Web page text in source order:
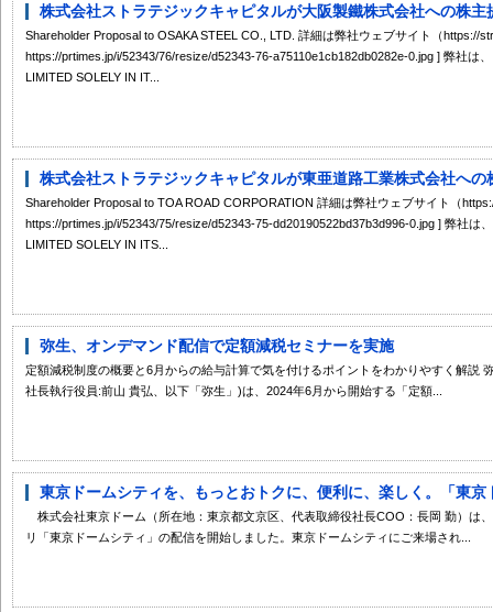
株式会社ストラテジックキャピタルが大阪製鐵株式会社への株主
Shareholder Proposal to OSAKA STEEL CO., LTD. 詳細は弊社ウェブサイト（https://
https://prtimes.jp/i/52343/76/resize/d52343-76-a75110e1cb182db0282e-0.jpg ] 弊社は
LIMITED SOLELY IN IT...
株式会社ストラテジックキャピタルが東亜道路工業株式会社への
Shareholder Proposal to TOA ROAD CORPORATION 詳細は弊社ウェブサイト（
https://prtimes.jp/i/52343/75/resize/d52343-75-dd20190522bd37b3d996-0.jpg ] 弊社は
LIMITED SOLELY IN ITS...
弥生、オンデマンド配信で定額減税セミナーを実施
定額減税制度の概要と6月からの給与計算で気を付けるポイントをわかりやすく解説
社長執行役員:前山 貴弘、以下「弥生」)は、2024年6月から開始する「定額...
東京ドームシティを、もっとおトクに、便利に、楽しく。「東京
株式会社東京ドーム（所在地：東京都文京区、代表取締役社長COO：長岡 勤）は
リ「東京ドームシティ」の配信を開始しました。東京ドームシティにご来場され...